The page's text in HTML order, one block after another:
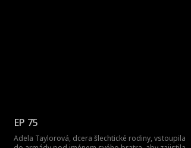
EP 75
Adela Taylorová, dcera šlechtické rodiny, vstoupila